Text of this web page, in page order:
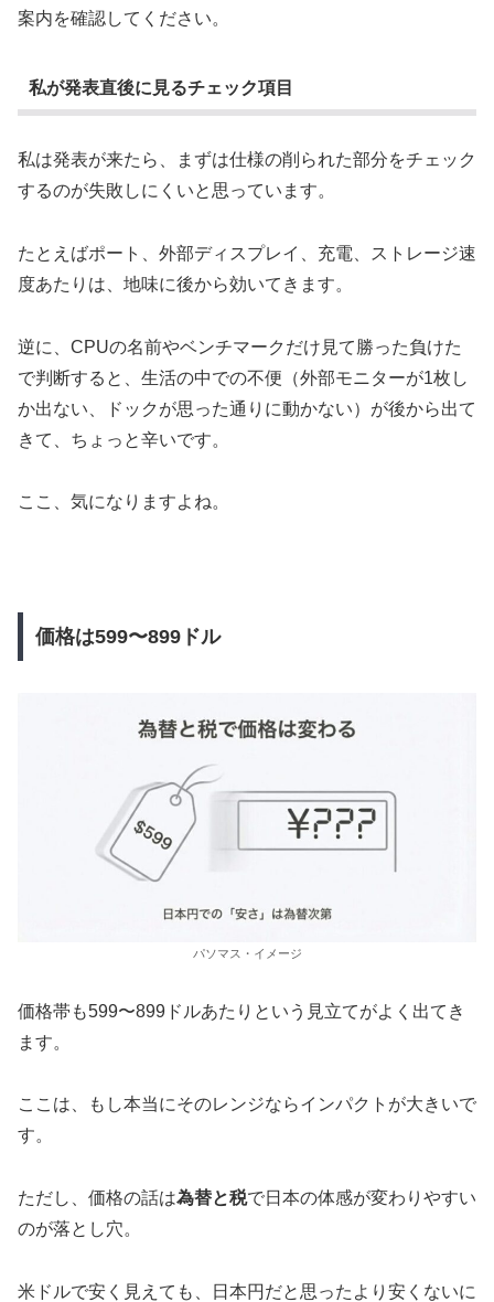
案内を確認してください。
私が発表直後に見るチェック項目
私は発表が来たら、まずは仕様の削られた部分をチェック
するのが失敗しにくいと思っています。
たとえばポート、外部ディスプレイ、充電、ストレージ速
度あたりは、地味に後から効いてきます。
逆に、CPUの名前やベンチマークだけ見て勝った負けた
で判断すると、生活の中での不便（外部モニターが1枚し
か出ない、ドックが思った通りに動かない）が後から出て
きて、ちょっと辛いです。
ここ、気になりますよね。
価格は599〜899ドル
パソマス・イメージ
価格帯も599〜899ドルあたりという見立てがよく出てき
ます。
ここは、もし本当にそのレンジならインパクトが大きいで
す。
ただし、価格の話は為替と税で日本の体感が変わりやすい
のが落とし穴。
米ドルで安く見えても、日本円だと思ったより安くないに